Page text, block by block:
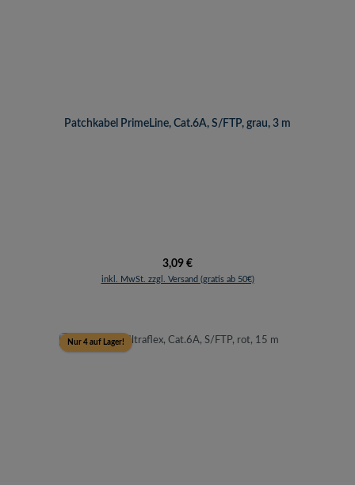
Patchkabel PrimeLine, Cat.6A, S/FTP, grau, 3 m
Regulärer Preis:
3,09 €
inkl. MwSt. zzgl. Versand (gratis ab 50€)
Nur 4 auf Lager!